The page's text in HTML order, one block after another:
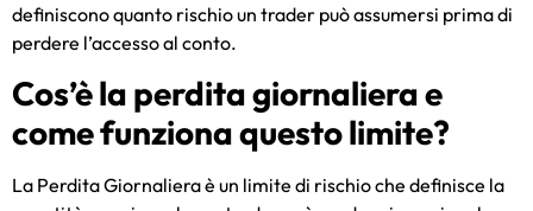
definiscono quanto rischio un trader può assumersi prima di
perdere l’accesso al conto.
Cos’è la perdita giornaliera e
come funziona questo limite?
La Perdita Giornaliera è un limite di rischio che definisce la